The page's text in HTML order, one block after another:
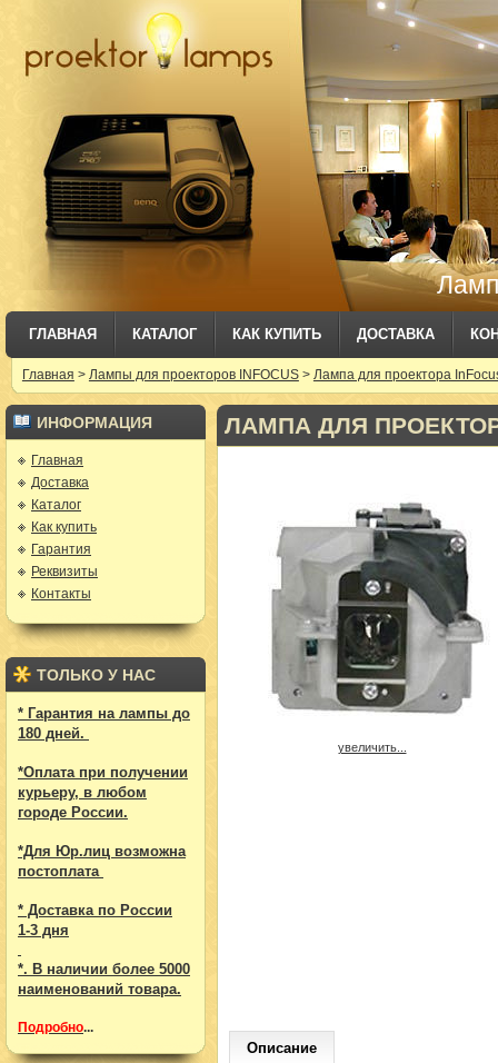
ГЛАВНАЯ КАТАЛОГ КАК КУПИТЬ ДОСТАВКА
Главная > Лампы для проекторов INFOCUS> Лампа для проектора
ИНФОРМАЦИЯ
Главная
Доставка
Каталог
Как купить
Гарантия
Реквизиты
Контакты
ТОЛЬКО У НАС
* Гарантия на лампы до
180 дней.
*Оплата при получении
курьеру, в любом
городе России.
*Для Юр.лиц возможна
постоплата
* Доставка по России
1-3 дня
*. В наличии более 5000
наименований товара.
Подробно...
ЛАМПА ДЛЯ ПРОЕКТОРА
увеличить...
Описание